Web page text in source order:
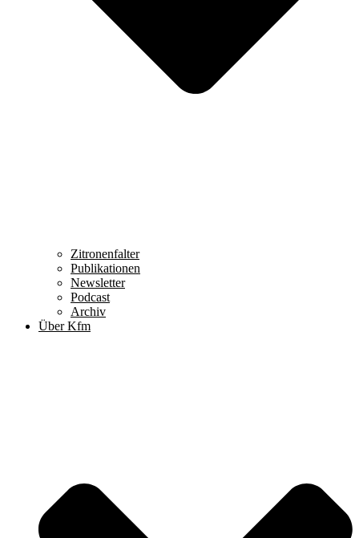
Zitronenfalter
Publikationen
Newsletter
Podcast
Archiv
Über Kfm